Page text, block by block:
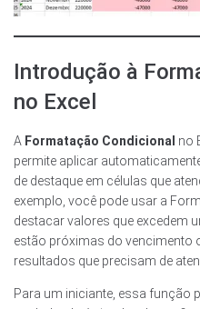
Introdução à
no Excel
A Formatação Condicional no
permite aplicar
de destaque em células que
exemplo, você pode usar a
destacar valores que excedem
estão próximas do vencimento
resultados que precisam de
Para um iniciante, essa função